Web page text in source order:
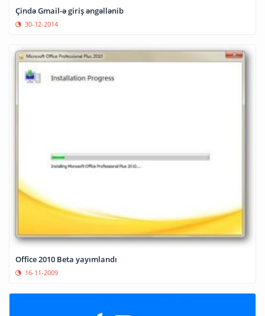
Çində Gmail-ə giriş əngəllənib
30-12-2014
Office 2010 Beta yayımlandı
16-11-2009